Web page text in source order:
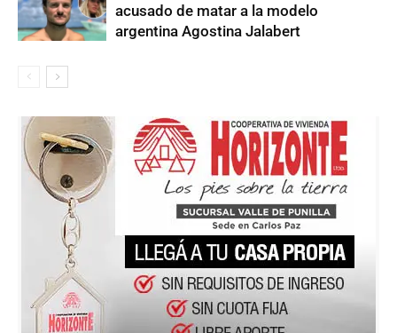
acusado de matar a la modelo
argentina Agostina Jalabert